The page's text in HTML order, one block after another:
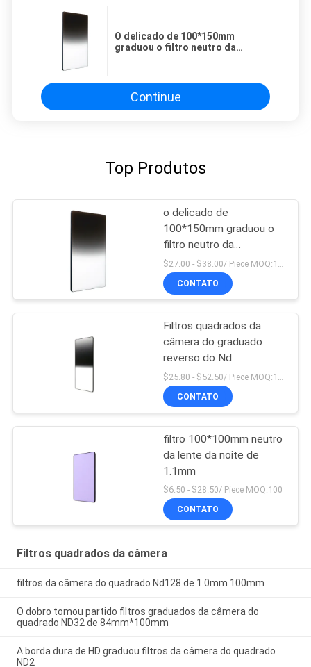
O delicado de 100*150mm
graduou o filtro neutro da
Continue
Top Produtos
o delicado de
100*150mm graduou o
filtro neutro da
densidade GNd4
CONTATO
Filtros quadrados da
câmera do graduado
reverso do Nd
CONTATO
filtro 100*100mm neutro
da lente da noite de
1.1mm
$6.50 - $28.50/ Piece MOQ:100
CONTATO
Filtros quadrados da câmera
filtros da câmera do quadrado Nd128 de 1.0mm 100mm
O dobro tomou partido filtros graduados da câmera do
quadrado ND32 de 84mm*100mm
A borda dura de HD graduou filtros da câmera do quadrado
ND2